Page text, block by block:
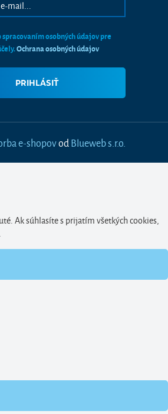
spracovaním osobných údajov pre
Ochrana osobných údajov
e-shopovod Blueweb s.r.o.
Ak súhlasíte s prijatím všetkých cookies,